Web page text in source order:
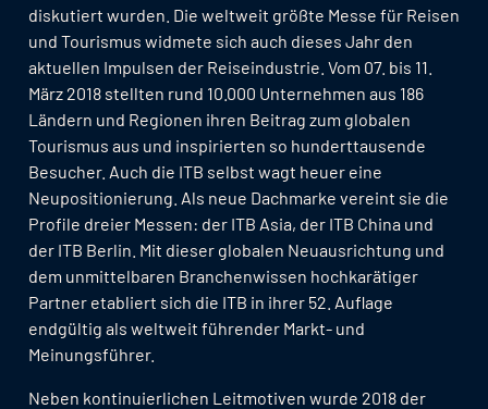
diskutiert wurden. Die weltweit größte Messe für Reisen
und Tourismus widmete sich auch dieses Jahr den
aktuellen Impulsen der Reiseindustrie. Vom 07. bis 11.
März 2018 stellten rund 10.000 Unternehmen aus 186
Ländern und Regionen ihren Beitrag zum globalen
Tourismus aus und inspirierten so hunderttausende
Besucher. Auch die ITB selbst wagt heuer eine
Neupositionierung. Als neue Dachmarke vereint sie die
Profile dreier Messen: der ITB Asia, der ITB China und
der ITB Berlin. Mit dieser globalen Neuausrichtung und
dem unmittelbaren Branchenwissen hochkarätiger
Partner etabliert sich die ITB in ihrer 52. Auflage
endgültig als weltweit führender Markt- und
Meinungsführer.
Neben kontinuierlichen Leitmotiven wurde 2018 der